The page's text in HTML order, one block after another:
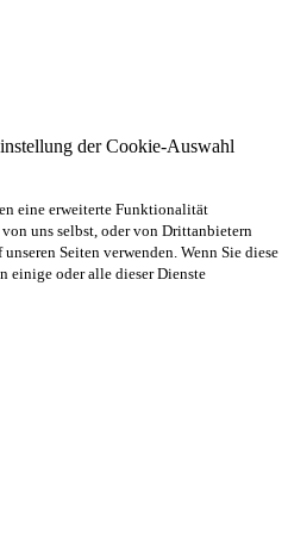
der Cookie-Auswahl
eine erweiterte Funktionalität
uns selbst, oder von Drittanbietern
Seiten verwenden. Wenn Sie diese
einige oder alle dieser Dienste